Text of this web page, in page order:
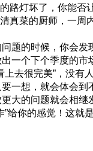
路灯坏了，你能否
真菜的厨师，一周
题的时候，你会发
一个下个季度的市
上去很完美”，没有
一想，就会体会到
大的问题就会相继
给你的感觉！这就